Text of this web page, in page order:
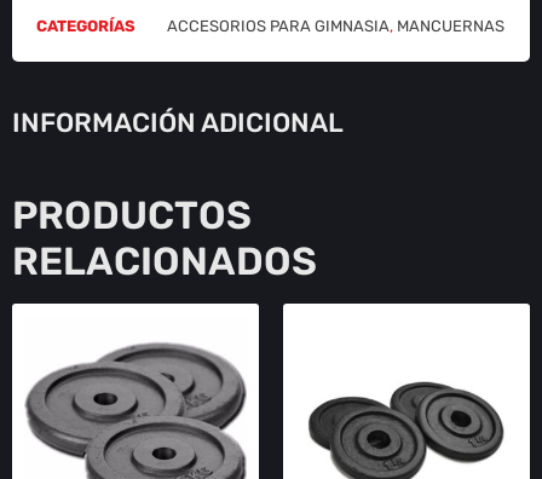
CATEGORÍAS ACCESORIOS PARA GIMNASIA, MANCUERNAS
INFORMACIÓN ADICIONAL
PRODUCTOS
RELACIONADOS